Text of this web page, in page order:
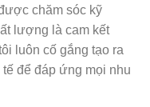
chăm sóc kỹ
lượng là cam kết
luôn cố gắng tạo ra
để đáp ứng mọi nhu